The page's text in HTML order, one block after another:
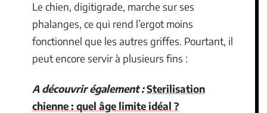
Le chien, digitigrade, marche sur ses
phalanges, ce qui rend l’ergot moins
fonctionnel que les autres griffes. Pourtant, il
peut encore servir à plusieurs fins :
A découvrir également :Sterilisation
chienne : quel âge limite idéal ?